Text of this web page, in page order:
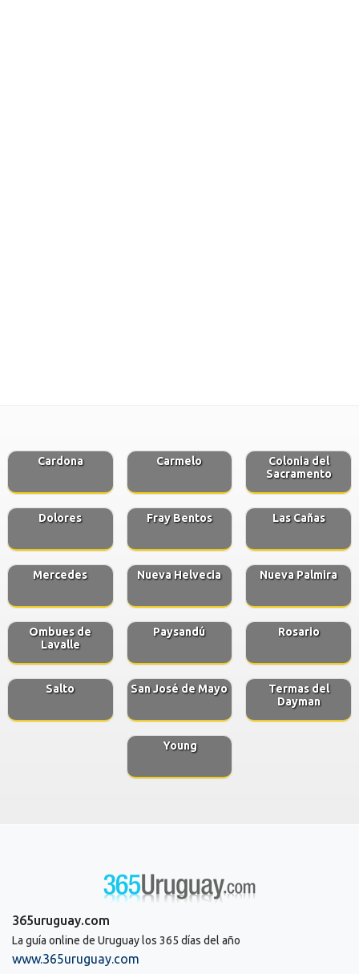
Cardona Carmelo
Colonia del
Sacramento
Dolores Fray Bentos Las Cañas
Mercedes Nueva Helvecia Nueva Palmira
Ombues de
Lavalle
Paysandú Rosario
Salto San José de Mayo
Termas del
Dayman
Young
365uruguay.com
La guía online de Uruguay los 365 días del año
www.365uruguay.com